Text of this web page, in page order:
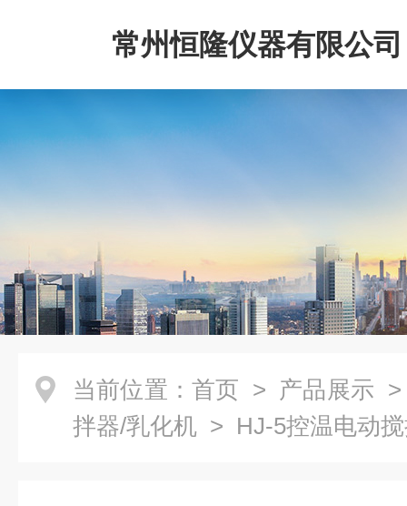
常州恒隆仪器有限公司
当前位置： 首页 > 产品展示
拌器/乳化机 > HJ-5控温电动